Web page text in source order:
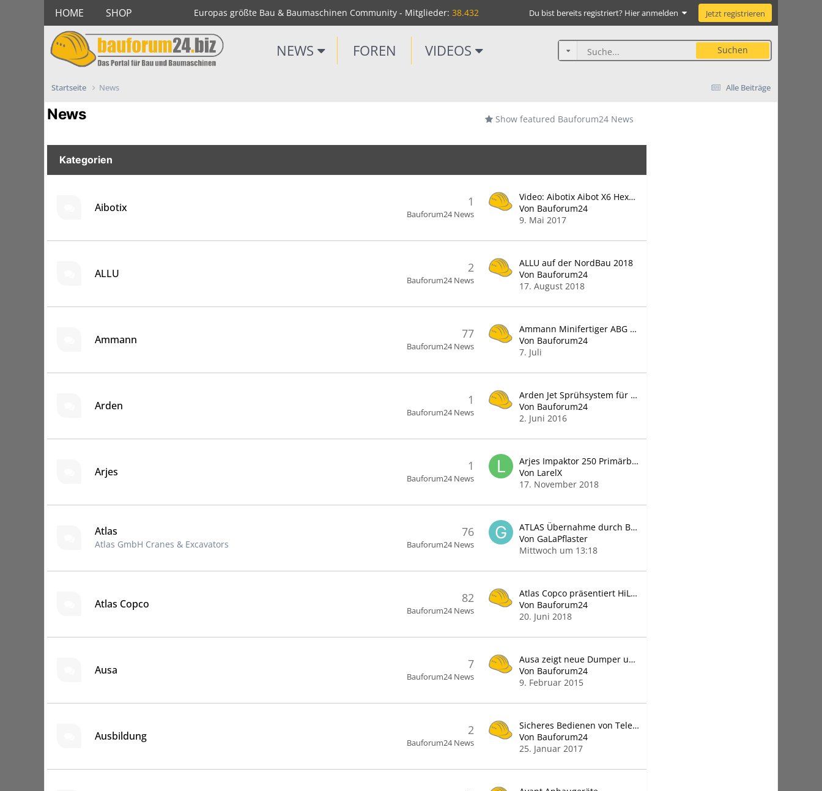
HOME SHOP Europas größte Bau & Baumaschinen Community - Mitglieder: 38.432 Du bist bereits registriert? Hier anmelden Jetzt registrieren
NEWS FOREN VIDEOS Suchen
Alle Beiträge
Startseite News
Show featured Bauforum24 News
News
Kategorien
Aibotix 1
Bauforum24 News
Video: Aibotix Aibot X6 Hexacopter
Von Bauforum24
9. Mai 2017
ALLU 2
Bauforum24 News
ALLU auf der NordBau 2018
Von Bauforum24
17. August 2018
Ammann 77
Bauforum24 News
Ammann Minifertiger ABG 1570
Von Bauforum24
7. Juli
Arden 1
Bauforum24 News
Arden Jet Sprühsystem für den Abbruch
Von Bauforum24
2. Juni 2016
Arjes 1
Bauforum24 News
Arjes Impaktor 250 Primärbrecher
Von LarelX
17. November 2018
Atlas
Atlas GmbH Cranes & Excavators
76
Bauforum24 News
ATLAS Übernahme durch Buhler Versatile
Von GaLaPflaster
Mittwoch um 13:18
Atlas Copco 82
Bauforum24 News
Atlas Copco präsentiert HiLight B5
Von Bauforum24
20. Juni 2018
Ausa 7
Bauforum24 News
Ausa zeigt neue Dumper und Gabelstapler
Von Bauforum24
9. Februar 2015
Ausbildung 2
Bauforum24 News
Sicheres Bedienen von Teleskopmaschinen
Von Bauforum24
25. Januar 2017